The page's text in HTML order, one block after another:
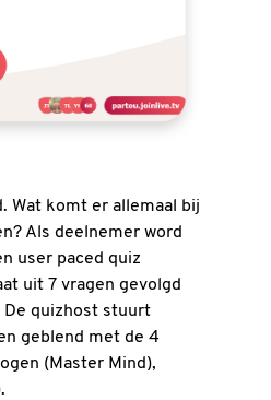
Wat komt er allemaal bij
Als deelnemer word
user paced quiz
uit 7 vragen gevolgd
De quizhost stuurt
geblend met de 4
(Master Mind),